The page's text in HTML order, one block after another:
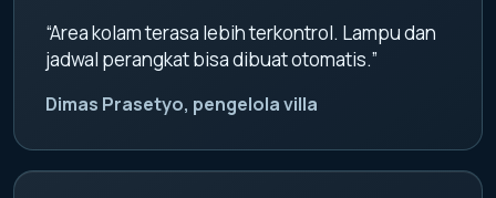
“Area kolam terasa lebih terkontrol. Lampu dan
jadwal perangkat bisa dibuat otomatis.”
Dimas Prasetyo, pengelola villa